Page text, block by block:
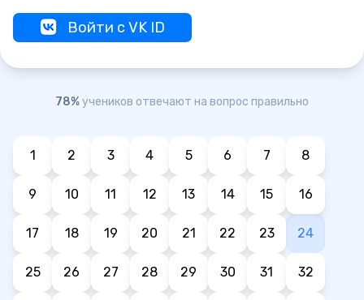
Войти с VK ID
78%учеников отвечают на вопрос правильно
1 2 3 4 5 6 7 8
9 10 11 12 13 14 15 16
17 18 19 20 21 22 23 24
25 26 27 28 29 30 31 32